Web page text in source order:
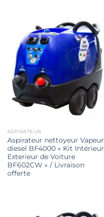
ASPIRATEUR
Aspirateur nettoyeur Vapeur
diesel BF4000 « Kit Intérieur
Exterieur de Voiture
BF602CW » / Livraison
offerte